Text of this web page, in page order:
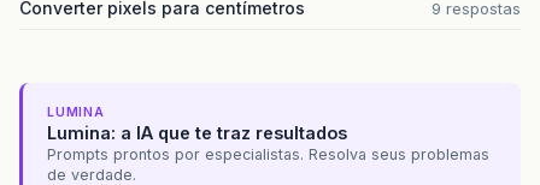
Converter pixels para centímetros 9 respostas
LUMINA
Lumina: a IA que te traz resultados
Prompts prontos por especialistas. Resolva seus problemas
de verdade.